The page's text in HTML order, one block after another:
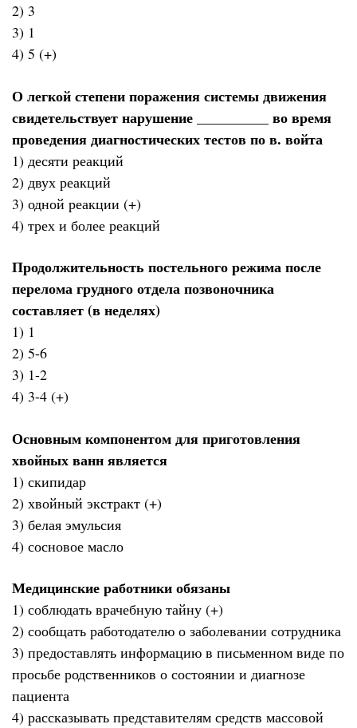
2) 3
3) 1
4) 5 (+)
О легкой степени поражения системы движения
свидетельствует нарушение __________ во время
проведения диагностических тестов по в. войта
1) десяти реакций
2) двух реакций
3) одной реакции (+)
4) трех и более реакций
Продолжительность постельного режима после
перелома грудного отдела позвоночника
составляет (в неделях)
1) 1
2) 5-6
3) 1-2
4) 3-4 (+)
Основным компонентом для приготовления
хвойных ванн является
1) скипидар
2) хвойный экстракт (+)
3) белая эмульсия
4) сосновое масло
Медицинские работники обязаны
1) соблюдать врачебную тайну (+)
2) сообщать работодателю о заболевании сотрудника
3) предоставлять информацию в письменном виде по
просьбе родственников о состоянии и диагнозе
пациента
4) рассказывать представителям средств массовой